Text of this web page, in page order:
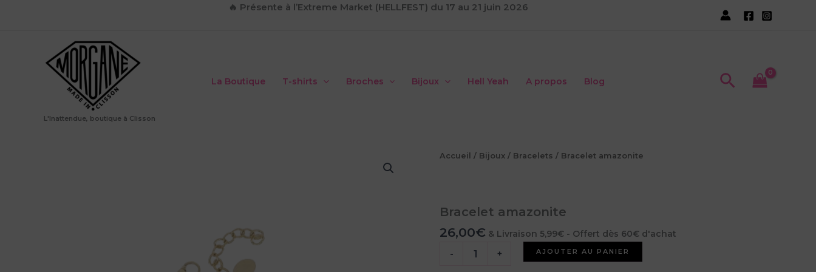
🔥 Présente à l’Extreme Market (HELLFEST) du 17 au 21 juin 2026
L'Inattendue, boutique à Clisson
La Boutique T-shirts Broches Bijoux Hell Yeah A propos Blog
Accueil / Bijoux / Bracelets / Bracelet amazonite
Bracelet amazonite
26,00€ & Livraison 5,99€ - Offert dès 60€ d'achat
-
+ AJOUTER AU PANIER